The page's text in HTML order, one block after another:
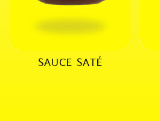
SAUCE SATÉ